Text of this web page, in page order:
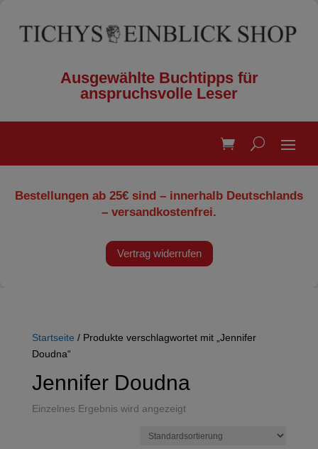
Ausgewählte Buchtipps für
anspruchsvolle Leser
Bestellungen ab 25€ sind – innerhalb Deutschlands
– versandkostenfrei.
Vertrag widerrufen
Startseite / Produkte verschlagwortet mit „Jennifer
Doudna“
Jennifer Doudna
Einzelnes Ergebnis wird angezeigt